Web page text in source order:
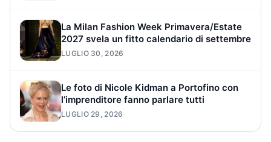
La Milan Fashion Week Primavera/Estate
2027 svela un fitto calendario di settembre
LUGLIO 30, 2026
Le foto di Nicole Kidman a Portofino con
l’imprenditore fanno parlare tutti
LUGLIO 29, 2026